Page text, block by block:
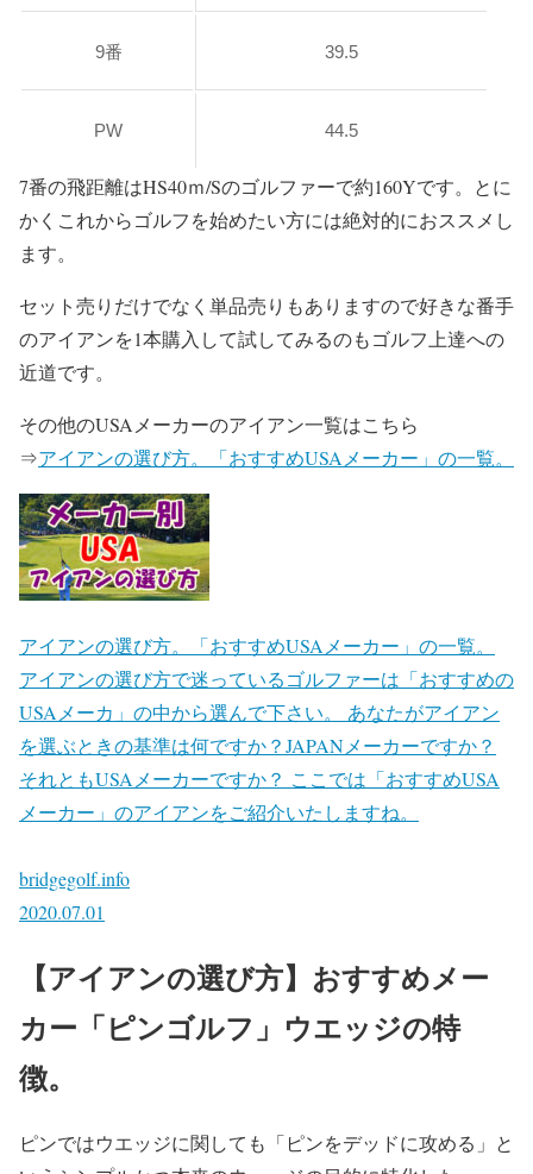
9番 39.5
PW 44.5
7番の飛距離はHS40ｍ/Sのゴルファーで約160Yです。とに
かくこれからゴルフを始めたい方には絶対的におススメし
ます。
セット売りだけでなく単品売りもありますので好きな番手
のアイアンを1本購入して試してみるのもゴルフ上達への
近道です。
その他のUSAメーカーのアイアン一覧はこちら
⇒アイアンの選び方。「おすすめUSAメーカー」の一覧。
アイアンの選び方。「おすすめUSAメーカー」の一覧。
アイアンの選び方で迷っているゴルファーは「おすすめの
USAメーカ」の中から選んで下さい。 あなたがアイアン
を選ぶときの基準は何ですか？JAPANメーカーですか？
それともUSAメーカーですか？ ここでは「おすすめUSA
メーカー」のアイアンをご紹介いたしますね。
bridgegolf.info
2020.07.01
【アイアンの選び方】おすすめメー
カー「ピンゴルフ」ウエッジの特
徴。
ピンではウエッジに関しても「ピンをデッドに攻める」と